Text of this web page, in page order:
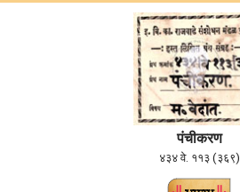
पंचीकरण
४३४ वे. ११३ (३६९)